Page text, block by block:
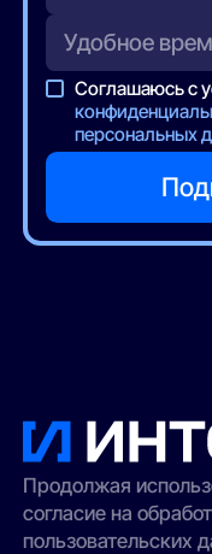
Соглашаюсь с
персональных
Продолжая
согласие на
пользовательских